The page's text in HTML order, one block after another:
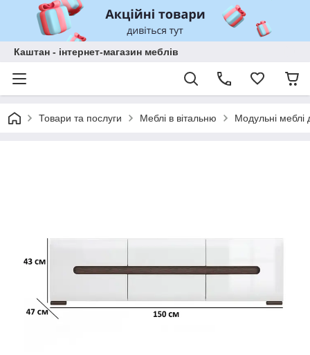
Каштан - інтернет-магазин меблів
Товари та послуги Меблі в вітальню Модульні меблі